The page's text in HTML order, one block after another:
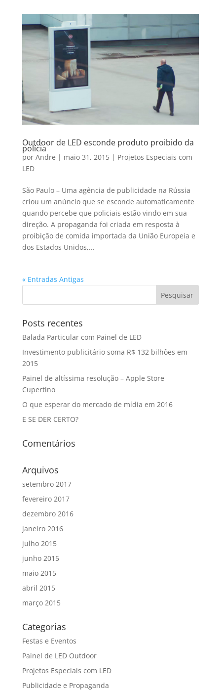
Outdoor de LED esconde produto proibido da
polícia
por Andre | maio 31, 2015| Projetos Especiais com
LED
São Paulo – Uma agência de publicidade na Rússia
criou um anúncio que se esconde automaticamente
quando percebe que policiais estão vindo em sua
direção. A propaganda foi criada em resposta à
proibição de comida importada da União Europeia e
dos Estados Unidos,...
« Entradas Antigas
Posts recentes
Balada Particular com Painel de LED
Investimento publicitário soma R$ 132 bilhões em
2015
Painel de altíssima resolução – Apple Store
Cupertino
O que esperar do mercado de mídia em 2016
E SE DER CERTO?
Comentários
Arquivos
setembro 2017
fevereiro 2017
dezembro 2016
janeiro 2016
julho 2015
junho 2015
maio 2015
abril 2015
março 2015
Categorias
Festas e Eventos
Painel de LED Outdoor
Projetos Especiais com LED
Publicidade e Propaganda